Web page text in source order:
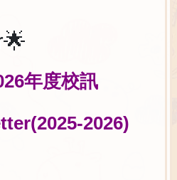
年度校訊
2026)